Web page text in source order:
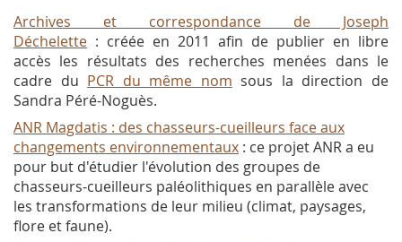
Archives et correspondance de Joseph
Déchelette : créée en 2011 afin de publier en libre
accès les résultats des recherches menées dans le
cadre du PCR du même nom sous la direction de
Sandra Péré-Noguès.
ANR Magdatis : des chasseurs-cueilleurs face aux
changements environnementaux : ce projet ANR a eu
pour but d'étudier l'évolution des groupes de
chasseurs-cueilleurs paléolithiques en parallèle avec
les transformations de leur milieu (climat, paysages,
flore et faune).